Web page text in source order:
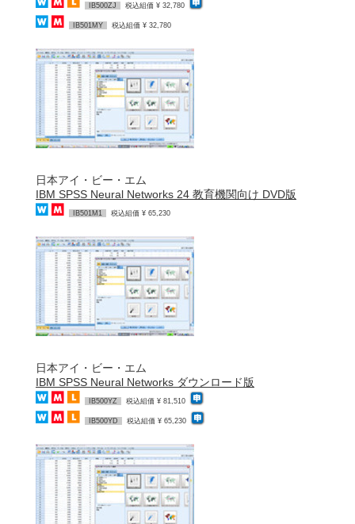
IB500ZJ 税込組価 ¥ 32,780
IB501MY 税込組価 ¥ 32,780
日本アイ・ビー・エム
IBM SPSS Neural Networks 24 教育機関向け DVD版
IB501M1 税込組価 ¥ 65,230
日本アイ・ビー・エム
IBM SPSS Neural Networks ダウンロード版
IB500YZ 税込組価 ¥ 81,510
IB500YD 税込組価 ¥ 65,230